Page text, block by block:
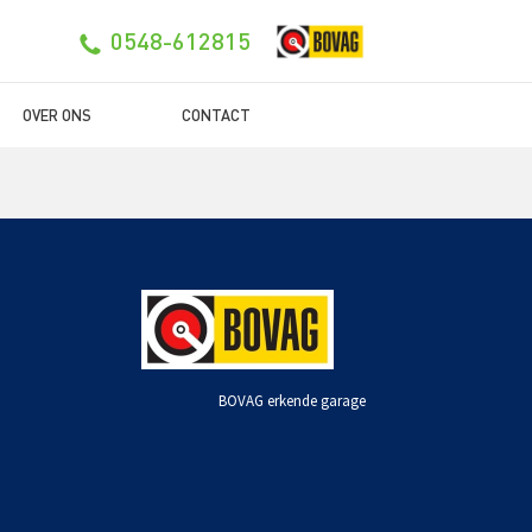
0548-612815
OVER ONS CONTACT
BOVAG erkende garage